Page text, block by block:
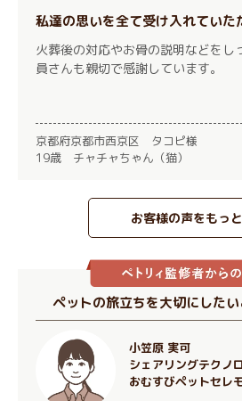
私達の思いを全て受け入れていた
火葬後の対応やお骨の説明などをし
員さんも親切で感謝しています。
京都府京都市西京区 タコピ様
19歳 チャチャちゃん（猫）
お客様の声をもっ
ペットの旅立ちを大切にした
小笠原 実可
シェアリングテクノ
おむすびペットセレ